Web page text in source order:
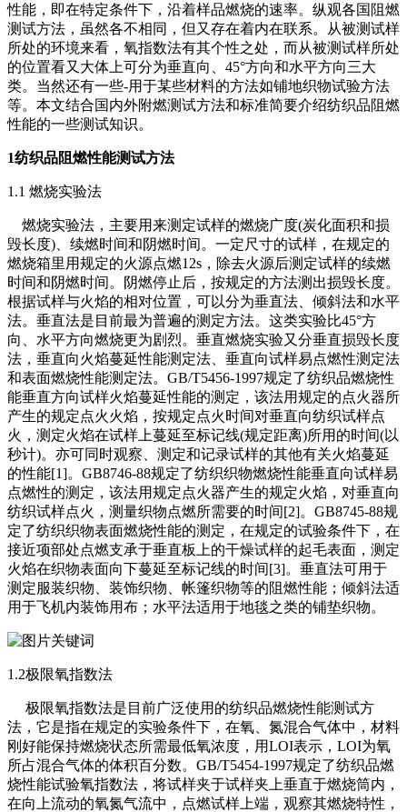
性能，即在特定条件下，沿着样品燃烧的速率。纵观各国阻燃
测试方法，虽然各不相同，但又存在着内在联系。从被测试样
所处的环境来看，氧指数法有其个性之处，而从被测试样所处
的位置看又大体上可分为垂直向、45°方向和水平方向三大
类。当然还有一些-用于某些材料的方法如铺地织物试验方法
等。本文结合国内外附燃测试方法和标准简要介绍纺织品阻燃
性能的一些测试知识。
1纺织品阻燃性能测试方法
1.1 燃烧实验法
燃烧实验法，主要用来测定试样的燃烧广度(炭化面积和损
毁长度)、续燃时间和阴燃时间。一定尺寸的试样，在规定的
燃烧箱里用规定的火源点燃12s，除去火源后测定试样的续燃
时间和阴燃时间。阴燃停止后，按规定的方法测出损毁长度。
根据试样与火焰的相对位置，可以分为垂直法、倾斜法和水平
法。垂直法是目前最为普遍的测定方法。这类实验比45°方
向、水平方向燃烧更为剧烈。垂直燃烧实验又分垂直损毁长度
法，垂直向火焰蔓延性能测定法、垂直向试样易点燃性测定法
和表面燃烧性能测定法。GB/T5456-1997规定了纺织品燃烧性
能垂直方向试样火焰蔓延性能的测定，该法用规定的点火器所
产生的规定点火火焰，按规定点火时间对垂直向纺织试样点
火，测定火焰在试样上蔓延至标记线(规定距离)所用的时间(以
秒计)。亦可同时观察、测定和记录试样的其他有关火焰蔓延
的性能[1]。GB8746-88规定了纺织织物燃烧性能垂直向试样易
点燃性的测定，该法用规定点火器产生的规定火焰，对垂直向
纺织试样点火，测量织物点燃所需要的时间[2]。GB8745-88规
定了纺织织物表面燃烧性能的测定，在规定的试验条件下，在
接近项部处点燃支承于垂直板上的干燥试样的起毛表面，测定
火焰在织物表面向下蔓延至标记线的时间[3]。垂直法可用于
测定服装织物、装饰织物、帐篷织物等的阻燃性能；倾斜法适
用于飞机内装饰用布；水平法适用于地毯之类的铺垫织物。
1.2极限氧指数法
极限氧指数法是目前广泛使用的纺织品燃烧性能测试方
法，它是指在规定的实验条件下，在氧、氮混合气体中，材料
刚好能保持燃烧状态所需最低氧浓度，用LOI表示，LOI为氧
所占混合气体的体积百分数。GB/T5454-1997规定了纺织品燃
烧性能试验氧指数法，将试样夹于试样夹上垂直于燃烧筒内，
在向上流动的氧氮气流中，点燃试样上端，观察其燃烧特性，